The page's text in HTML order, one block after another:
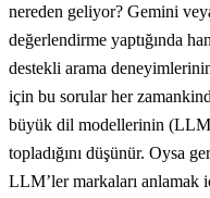
nereden geliyor? Gemini
değerlendirme yaptığında
destekli arama
için bu sorular her
büyük dil modellerinin
topladığını düşünür. Oysa
LLM’ler markaları anlamak